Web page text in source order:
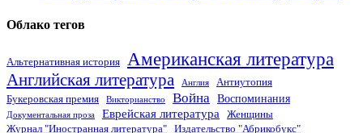
Облако тегов
Альтернативная история Американская литература
Английская литература Англия
Антиутопия
Букеровская премия
Викторианство Война Воспоминания
Документальная проза Еврейская литература
Женщины
Журнал "Иностранная литература"
Издательство "Абрикобукс"